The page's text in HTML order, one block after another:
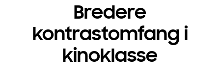
Bredere
kontrastomfang i
kinoklasse